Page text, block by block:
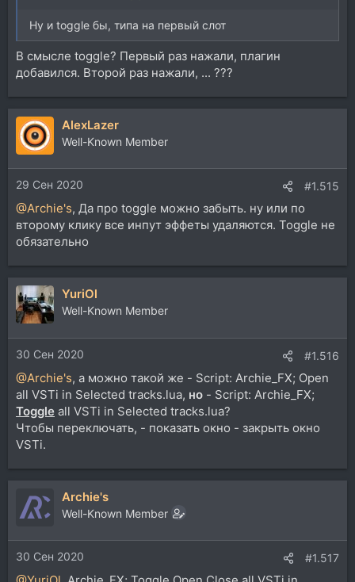
Ну и toggle бы, типа на первый слот
В смысле toggle? Первый раз нажали, плагин
добавился. Второй раз нажали, ... ???
AlexLazer
Well-Known Member
29 Сен 2020 #1.515
@Archie's, Да про toggle можно забыть. ну или по
второму клику все инпут эффеты удаляются. Toggle не
обязательно
YuriOl
Well-Known Member
30 Сен 2020 #1.516
@Archie's, а можно такой же - Script: Archie_FX; Open
all VSTi in Selected tracks.lua, но - Script: Archie_FX;
Toggle all VSTi in Selected tracks.lua?
Чтобы переключать, - показать окно - закрыть окно
VSTi.
Archie's
Well-Known Member
30 Сен 2020 #1.517